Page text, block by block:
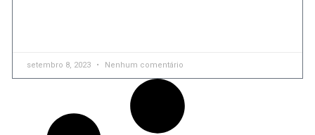
setembro 8, 2023 Nenhum comentário